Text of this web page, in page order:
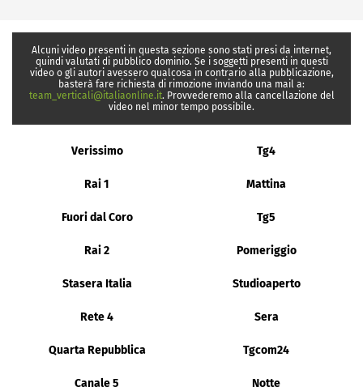
Alcuni video presenti in questa sezione sono stati presi da internet,
quindi valutati di pubblico dominio. Se i soggetti presenti in questi
video o gli autori avessero qualcosa in contrario alla pubblicazione,
basterà fare richiesta di rimozione inviando una mail a:
team_verticali@italiaonline.it. Provvederemo alla cancellazione del
video nel minor tempo possibile.
Verissimo Tg4
Rai 1 Mattina
Fuori dal Coro Tg5
Rai 2 Pomeriggio
Stasera Italia Studioaperto
Rete 4 Sera
Quarta Repubblica Tgcom24
Canale 5 Notte